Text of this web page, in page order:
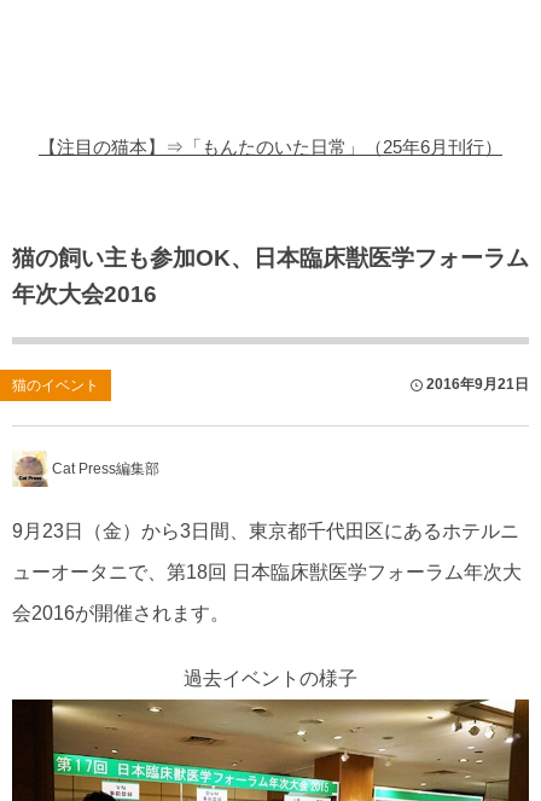
【注目の猫本】⇒「もんたのいた日常」（25年6月刊行）
猫の飼い主も参加OK、日本臨床獣医学フォーラム
年次大会2016
猫のイベント 2016年9月21日
Cat Press編集部
9月23日（金）から3日間、東京都千代田区にあるホテルニ
ューオータニで、第18回 日本臨床獣医学フォーラム年次大
会2016が開催されます。
過去イベントの様子
猫のゲーム・アプリ
猫のフリー写真素材